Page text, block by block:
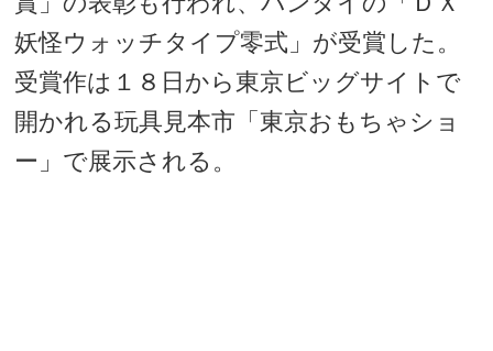
妖怪ウォッチタイプ零式」が受賞した。
受賞作は１８日から東京ビッグサイトで
開かれる玩具見本市「東京おもちゃショ
ー」で展示される。